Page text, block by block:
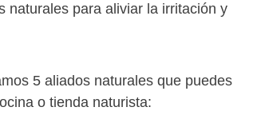
naturales para aliviar la irritación y
5 aliados naturales que puedes
o tienda naturista: